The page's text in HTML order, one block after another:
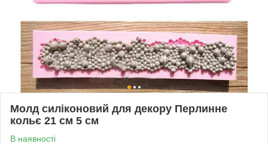
Молд силіконовий для декору Перлинне
кольє 21 см 5 см
В наявності